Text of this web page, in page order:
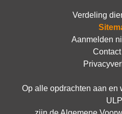
Verdeling
Aanmelden
Op alle opdrachten aan en
ULP